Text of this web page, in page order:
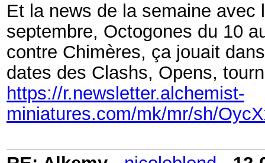
Et la news de la semaine avec
septembre, Octogones du 10
contre Chimères, ça jouait
dates des Clashs, Opens,
https://r.newsletter.alchemist-
miniatures.com/mk/mr/sh/